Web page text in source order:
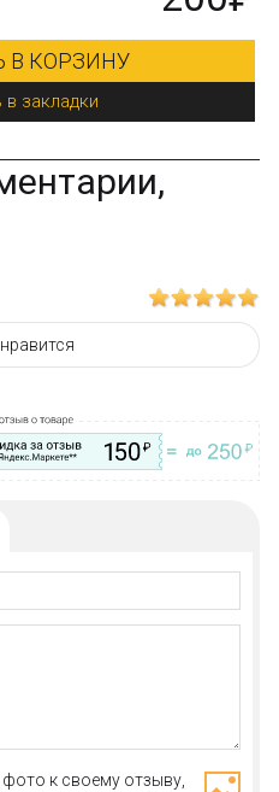
В КОРЗИНУ
в закладки
к своему отзыву,